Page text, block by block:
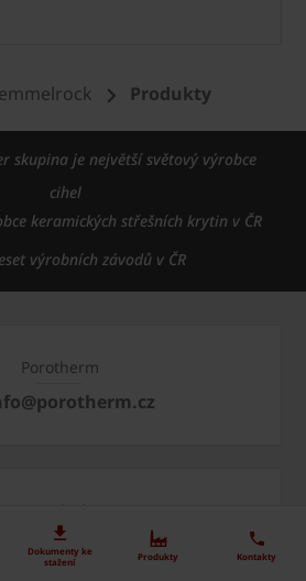
Dokumenty ke
stažení
Produkty Kontakty
Produkty
skupina je největší světový výrobce
cihel
keramických střešních krytin v ČR
výrobních závodů v ČR
Porotherm
info@tondach.cz